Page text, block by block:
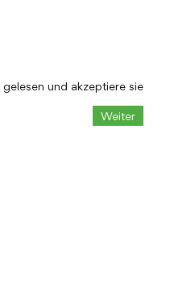
gelesen und akzeptiere sie